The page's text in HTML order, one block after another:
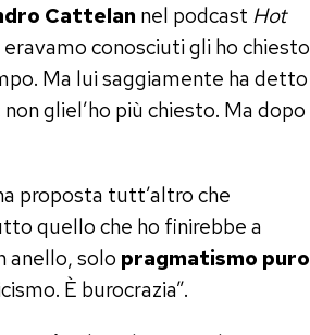
Cattelan nel podcast Hot
eravamo conosciuti gli ho chiesto
Ma lui saggiamente ha detto
gliel’ho più chiesto. Ma dopo
proposta tutt’altro che
quello che ho finirebbe a
anello, solo pragmatismo puro
È burocrazia”.